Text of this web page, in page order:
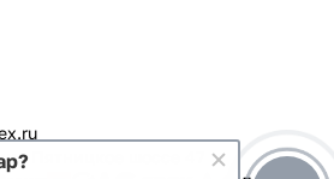
Пятницкое шоссе 47